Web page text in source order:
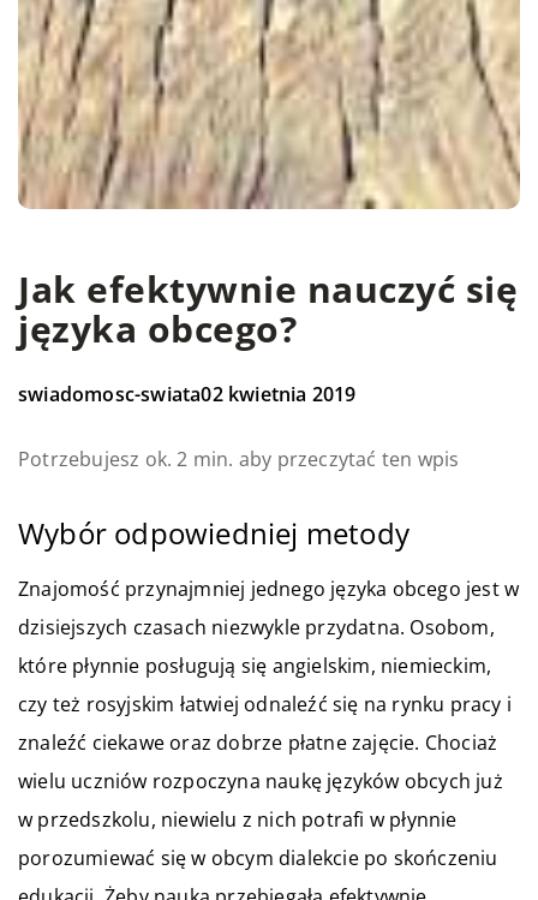
Jak efektywnie nauczyć się
języka obcego?
swiadomosc-swiata02 kwietnia 2019
Potrzebujesz ok. 2 min. aby przeczytać ten wpis
Wybór odpowiedniej metody
Znajomość przynajmniej jednego języka obcego jest w
dzisiejszych czasach niezwykle przydatna. Osobom,
które płynnie posługują się angielskim, niemieckim,
czy też rosyjskim łatwiej odnaleźć się na rynku pracy i
znaleźć ciekawe oraz dobrze płatne zajęcie. Chociaż
wielu uczniów rozpoczyna naukę języków obcych już
w przedszkolu, niewielu z nich potrafi w płynnie
porozumiewać się w obcym dialekcie po skończeniu